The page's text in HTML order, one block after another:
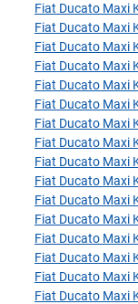
Fiat Ducato Maxi
Fiat Ducato Maxi
Fiat Ducato Maxi
Fiat Ducato Maxi
Fiat Ducato Maxi
Fiat Ducato Maxi
Fiat Ducato Maxi
Fiat Ducato Maxi
Fiat Ducato Maxi
Fiat Ducato Maxi
Fiat Ducato Maxi
Fiat Ducato Maxi
Fiat Ducato Maxi
Fiat Ducato Maxi
Fiat Ducato Maxi
Fiat Ducato Maxi